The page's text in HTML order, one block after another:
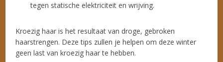
tegen statische elektriciteit en wrijving.
Kroezig haar is het resultaat van droge, gebroken
haarstrengen. Deze tips zullen je helpen om deze winter
geen last van kroezig haar te hebben.